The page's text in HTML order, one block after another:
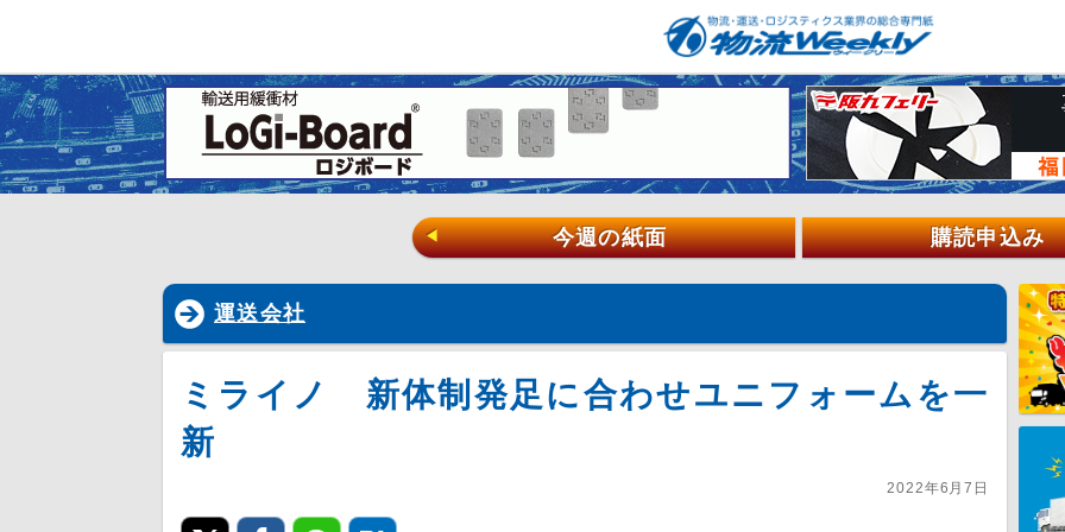
◀ 今週の紙面 購読申込み
運送会社
ミライノ 新体制発足に合わせユニフォームを一
新
2022年6月7日